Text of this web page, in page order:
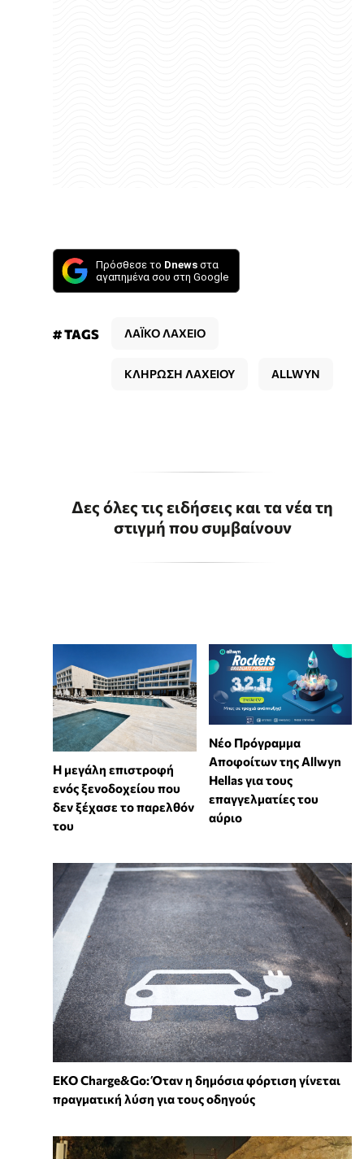
Πρόσθεσε το Dnews στα
αγαπημένα σου στη Google
# TAGS ΛΑΪΚΟ ΛΑΧΕΙΟ
ΚΛΗΡΩΣΗ ΛΑΧΕΙΟΥ ALLWYN
Δες όλες τις ειδήσεις και τα νέα τη
στιγμή που συμβαίνουν
Η μεγάλη επιστροφή
ενός ξενοδοχείου που
δεν ξέχασε το παρελθόν
του
Νέο Πρόγραμμα
Αποφοίτων της Allwyn
Hellas για τους
επαγγελματίες του
αύριο
EKO Charge&Go: Όταν η δημόσια φόρτιση γίνεται
πραγματική λύση για τους οδηγούς